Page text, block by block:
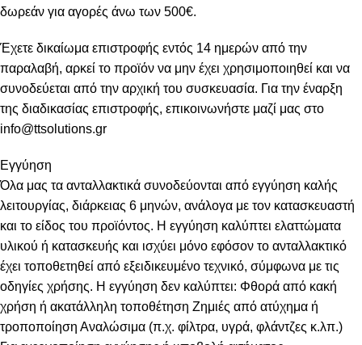
δωρεάν για αγορές άνω των 500€.
Έχετε δικαίωμα επιστροφής εντός 14 ημερών από την
παραλαβή, αρκεί το προϊόν να μην έχει χρησιμοποιηθεί και να
συνοδεύεται από την αρχική του συσκευασία. Για την έναρξη
της διαδικασίας επιστροφής, επικοινωνήστε μαζί μας στο
info@ttsolutions.gr
Εγγύηση
Όλα μας τα ανταλλακτικά συνοδεύονται από εγγύηση καλής
λειτουργίας, διάρκειας 6 μηνών, ανάλογα με τον κατασκευαστή
και το είδος του προϊόντος. Η εγγύηση καλύπτει ελαττώματα
υλικού ή κατασκευής και ισχύει μόνο εφόσον το ανταλλακτικό
έχει τοποθετηθεί από εξειδικευμένο τεχνικό, σύμφωνα με τις
οδηγίες χρήσης. Η εγγύηση δεν καλύπτει: Φθορά από κακή
χρήση ή ακατάλληλη τοποθέτηση Ζημιές από ατύχημα ή
τροποποίηση Αναλώσιμα (π.χ. φίλτρα, υγρά, φλάντζες κ.λπ.)